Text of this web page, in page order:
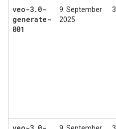
veo-3. 0-
generate-
001
9. September
2025